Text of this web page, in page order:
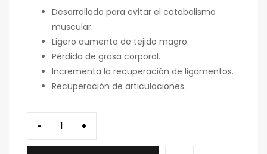
Desarrollado para evitar el catabolismo
muscular.
Ligero aumento de tejido magro.
Pérdida de grasa corporal.
Incrementa la recuperación de ligamentos.
Recuperación de articulaciones.
- +